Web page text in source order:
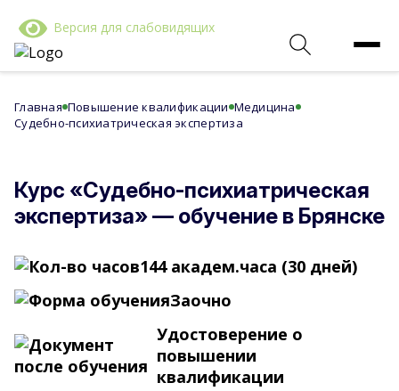
Версия для слабовидящих
Главная Повышение квалификации Медицина
Судебно-психиатрическая экспертиза
Курс «Судебно-психиатрическая
экспертиза» — обучение в Брянске
144 академ.часа (30 дней)
Заочно
Удостоверение о
повышении
квалификации